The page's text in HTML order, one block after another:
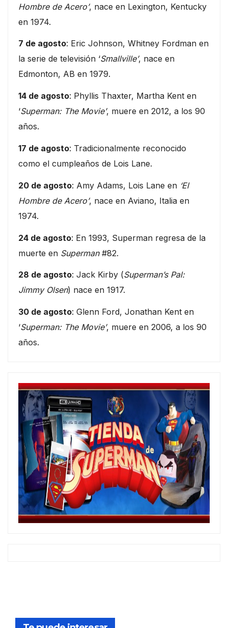
Hombre de Acero’, nace en Lexington, Kentucky
en 1974.
7 de agosto: Eric Johnson, Whitney Fordman en
la serie de televisión ‘Smallville’, nace en
Edmonton, AB en 1979.
14 de agosto: Phyllis Thaxter, Martha Kent en
‘Superman: The Movie’, muere en 2012, a los 90
años.
17 de agosto: Tradicionalmente reconocido
como el cumpleaños de Lois Lane.
20 de agosto: Amy Adams, Lois Lane en ‘El
Hombre de Acero’, nace en Aviano, Italia en
1974.
24 de agosto: En 1993, Superman regresa de la
muerte en Superman#82.
28 de agosto: Jack Kirby (Superman’s Pal:
Jimmy Olsen) nace en 1917.
30 de agosto: Glenn Ford, Jonathan Kent en
‘Superman: The Movie’, muere en 2006, a los 90
años.